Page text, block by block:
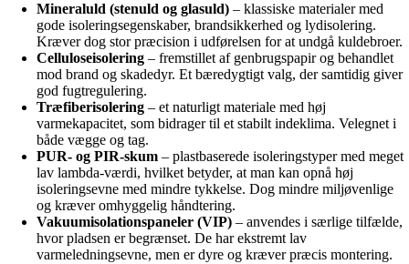
Mineraluld (stenuld og glasuld) – klassiske materialer med
gode isoleringsegenskaber, brandsikkerhed og lydisolering.
Kræver dog stor præcision i udførelsen for at undgå kuldebroer.
Celluloseisolering – fremstillet af genbrugspapir og behandlet
mod brand og skadedyr. Et bæredygtigt valg, der samtidig giver
god fugtregulering.
Træfiberisolering – et naturligt materiale med høj
varmekapacitet, som bidrager til et stabilt indeklima. Velegnet i
både vægge og tag.
PUR- og PIR-skum – plastbaserede isoleringstyper med meget
lav lambda-værdi, hvilket betyder, at man kan opnå høj
isoleringsevne med mindre tykkelse. Dog mindre miljøvenlige
og kræver omhyggelig håndtering.
Vakuumisolationspaneler (VIP) – anvendes i særlige tilfælde,
hvor pladsen er begrænset. De har ekstremt lav
varmeledningsevne, men er dyre og kræver præcis montering.